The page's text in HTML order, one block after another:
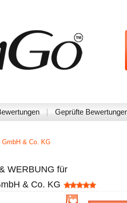
Geprüfte
GmbH & Co. KG
WERBUNG für
& Co. KG